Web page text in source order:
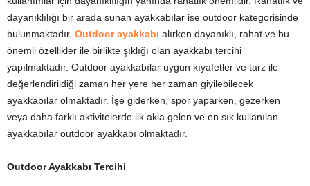
dayanıklılığı bir arada sunan ayakkabılar ise outdoor kategorisinde
bulunmaktadır. Outdoor ayakkabı alırken dayanıklı, rahat ve bu
önemli özellikler ile birlikte şıklığı olan ayakkabı tercihi
yapılmaktadır. Outdoor ayakkabılar uygun kıyafetler ve tarz ile
değerlendirildiği zaman her yere her zaman giyilebilecek
ayakkabılar olmaktadır. İşe giderken, spor yaparken, gezerken
veya daha farklı aktivitelerde ilk akla gelen ve en sık kullanılan
ayakkabılar outdoor ayakkabı olmaktadır.
Outdoor Ayakkabı Tercihi